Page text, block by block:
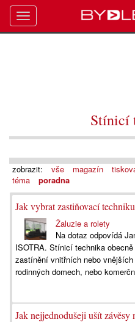
Stínicí
zobrazit: vše magazín
téma
poradna
Jak vybrat zastiňovací
Žaluzie a rolety
Na dotaz odpovídá
ISOTRA. Stínicí technika
zastínění vnitřních nebo
rodinných domech, nebo
Jak nejjednodušeji ušít závěsy
Toggle
navigation